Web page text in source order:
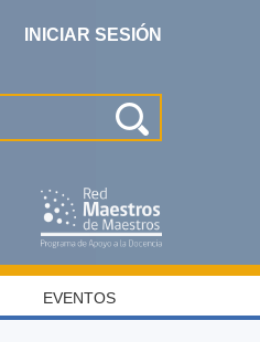
INICIAR SESIÓN
EVENTOS